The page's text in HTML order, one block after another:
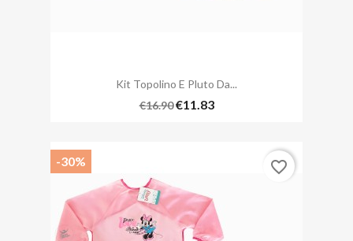
Kit Topolino E Pluto Da...
€16.90 €11.83
-30% favorite_border